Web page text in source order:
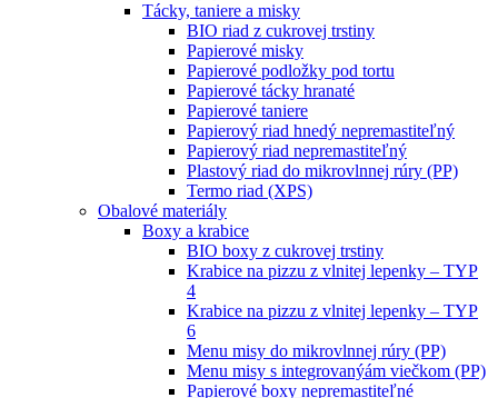
Tácky, taniere a misky
BIO riad z cukrovej trstiny
Papierové misky
Papierové podložky pod tortu
Papierové tácky hranaté
Papierové taniere
Papierový riad hnedý nepremastiteľný
Papierový riad nepremastiteľný
Plastový riad do mikrovlnnej rúry (PP)
Termo riad (XPS)
Obalové materiály
Boxy a krabice
BIO boxy z cukrovej trstiny
Krabice na pizzu z vlnitej lepenky – TYP
4
Krabice na pizzu z vlnitej lepenky – TYP
6
Menu misy do mikrovlnnej rúry (PP)
Menu misy s integrovanýám viečkom (PP)
Papierové boxy nepremastiteľné